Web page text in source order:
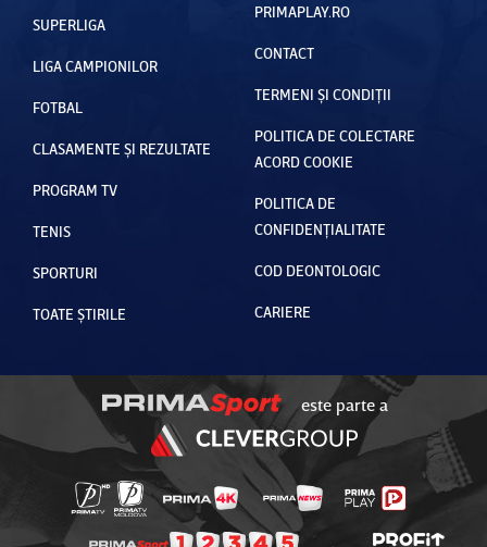
SUPERLIGA
LIGA CAMPIONILOR
FOTBAL
CLASAMENTE ȘI REZULTATE
PROGRAM TV
TENIS
SPORTURI
TOATE ȘTIRILE
PRIMAPLAY.RO
CONTACT
TERMENI ȘI CONDIȚII
POLITICA DE COLECTARE
ACORD COOKIE
POLITICA DE
CONFIDENȚIALITATE
COD DEONTOLOGIC
CARIERE
este parte a